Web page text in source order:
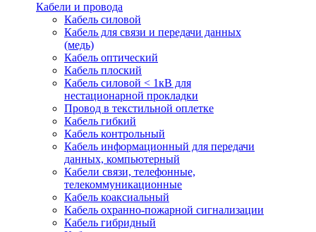
Кабели и провода
Кабель силовой
Кабель для связи и передачи данных
(медь)
Кабель оптический
Кабель плоский
Кабель силовой < 1кВ для
нестационарной прокладки
Провод в текстильной оплетке
Кабель гибкий
Кабель контрольный
Кабель информационный для передачи
данных, компьютерный
Кабели связи, телефонные,
телекоммуникационные
Кабель коаксиальный
Кабель охранно-пожарной сигнализации
Кабель гибридный